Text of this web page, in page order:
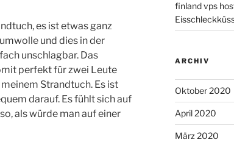
es ist etwas ganz
und dies in der
unschlagbar. Das
perfekt für zwei Leute
Strandtuch. Es ist
darauf. Es fühlt sich auf
als würde man auf einer
finland vps
ARCHIV
Oktober 2020
April 2020
März 2020